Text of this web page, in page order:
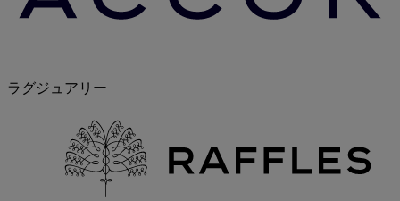
ラグジュアリー